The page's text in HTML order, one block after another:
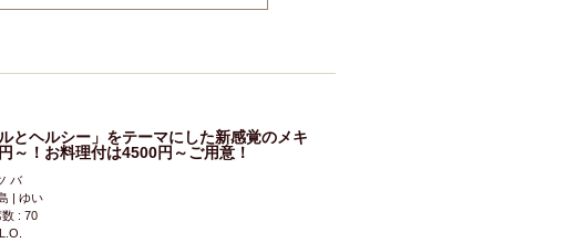
席 記念日 泡盛
喫煙可
気 大部屋30名
カウンター
テレビ 飲み会
掘りごたつ
スイーツ
とヘルシー」をテーマにした新感覚のメキ
～！お料理付は4500円～ご用意！
バ
| ゆい
: 70